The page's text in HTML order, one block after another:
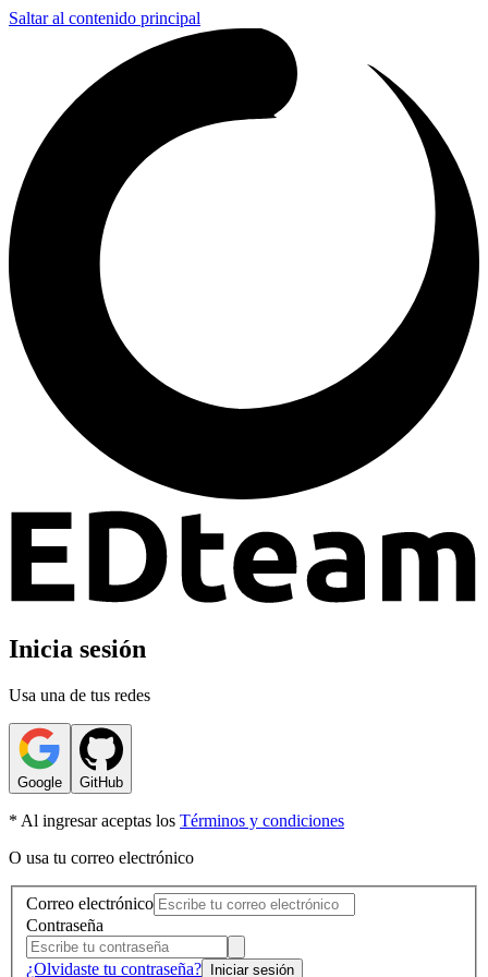
Saltar al contenido principal
Inicia sesión
Usa una de tus redes
Google GitHub
* Al ingresar aceptas los Términos y condiciones
O usa tu correo electrónico
Correo electrónico
Contraseña
¿Olvidaste tu contraseña? Iniciar sesión